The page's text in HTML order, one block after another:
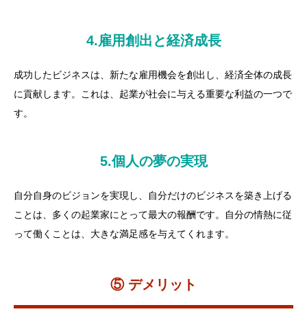
4.雇用創出と経済成長
成功したビジネスは、新たな雇用機会を創出し、経済全体の成長
に貢献します。これは、起業が社会に与える重要な利益の一つで
す。
5.個人の夢の実現
自分自身のビジョンを実現し、自分だけのビジネスを築き上げる
ことは、多くの起業家にとって最大の報酬です。自分の情熱に従
って働くことは、大きな満足感を与えてくれます。
⑤ デメリット